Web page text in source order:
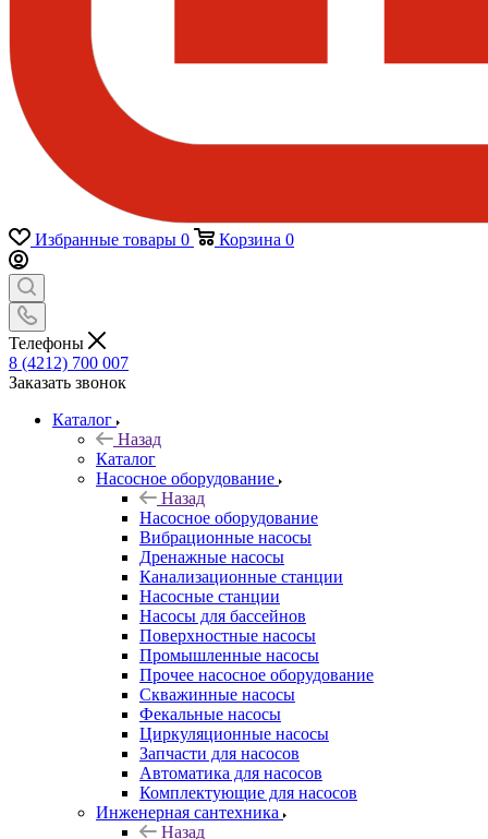
Избранные товары 0 Корзина 0
Телефоны
8 (4212) 700 007
Заказать звонок
Каталог
Назад
Каталог
Насосное оборудование
Назад
Насосное оборудование
Вибрационные насосы
Дренажные насосы
Канализационные станции
Насосные станции
Насосы для бассейнов
Поверхностные насосы
Промышленные насосы
Прочее насосное оборудование
Скважинные насосы
Фекальные насосы
Циркуляционные насосы
Запчасти для насосов
Автоматика для насосов
Комплектующие для насосов
Инженерная сантехника
Назад